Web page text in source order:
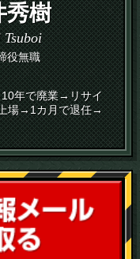
秀樹
役無職
年で廃業→リサイ
場→1カ月で退任→